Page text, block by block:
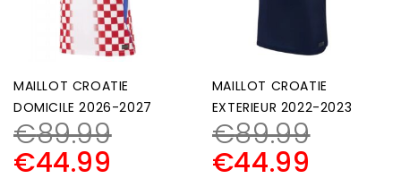
MAILLOT CROATIE
DOMICILE 2026-2027
€89.99
€44.99
MAILLOT CROATIE
EXTERIEUR 2022-2023
€89.99
€44.99